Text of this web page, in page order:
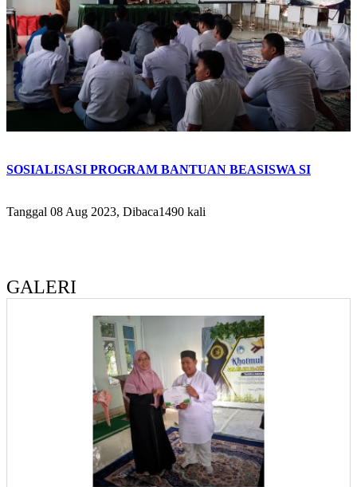
SOSIALISASI PROGRAM BANTUAN BEASISWA SI
Tanggal 08 Aug 2023, Dibaca1490 kali
GALERI